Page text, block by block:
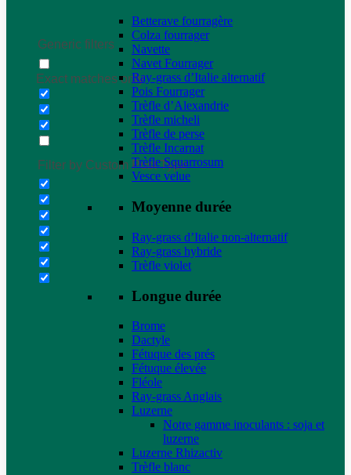
Generic filters
Exact matches only
Filter by Custom Post Type
Betterave fourragère
Colza fourrager
Navette
Navet Fourrager
Ray-grass d’Italie alternatif
Pois Fourrager
Trèfle d’Alexandrie
Trèfle micheli
Trèfle de perse
Trèfle Incarnat
Trèfle Squarrosum
Vesce velue
Moyenne durée
Ray-grass d’Italie non-alternatif
Ray-grass hybride
Trèfle violet
Longue durée
Brome
Dactyle
Fétuque des prés
Fétuque élevée
Fléole
Ray-grass Anglais
Luzerne
Notre gamme inoculants : soja et
luzerne
Luzerne Rhizactiv
Trèfle blanc